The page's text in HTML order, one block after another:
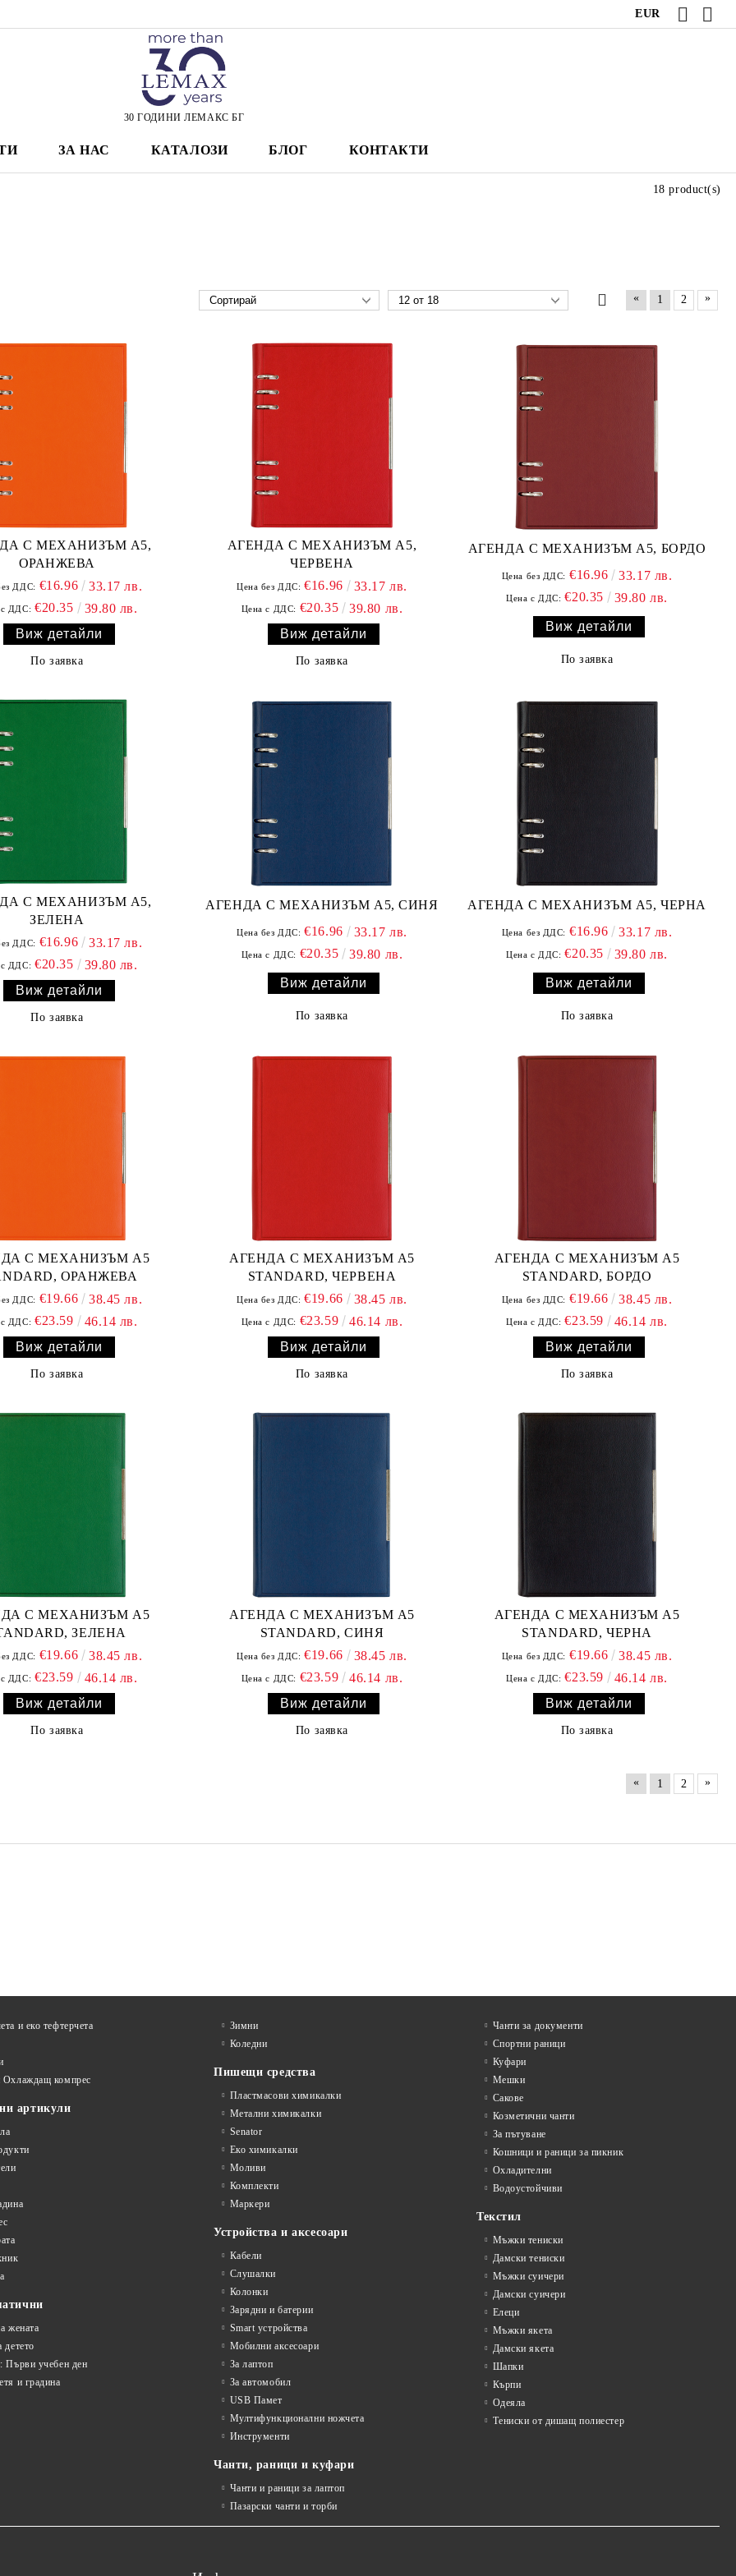
EUR
30 ГОДИНИ ЛЕМАКС БГ
ЗА НАС КАТАЛОЗИ БЛОГ КОНТАКТИ
18 product(s)
« 1 2 »
С МЕХАНИЗЪМ А5,
ОРАНЖЕВА
ДДС: €16.96 33.17 лв.
с ДДС: €20.35
39.80 лв.
Виж детайли
По заявка
АГЕНДА С МЕХАНИЗЪМ А5,
ЧЕРВЕНА
Цена без ДДС: €16.96 33.17 лв.
Цена с ДДС: €20.35
39.80 лв.
Виж детайли
По заявка
АГЕНДА С МЕХАНИЗЪМ А5, БОРДО
Цена без ДДС: €16.96 33.17 лв.
Цена с ДДС: €20.35 39.80 лв.
Виж детайли
По заявка
С МЕХАНИЗЪМ А5,
ЗЕЛЕНА
ДДС: €16.96 33.17 лв.
с ДДС: €20.35
39.80 лв.
Виж детайли
По заявка
АГЕНДА С МЕХАНИЗЪМ А5, СИНЯ
Цена без ДДС: €16.96 33.17 лв.
Цена с ДДС: €20.35 39.80 лв.
Виж детайли
По заявка
АГЕНДА С МЕХАНИЗЪМ А5, ЧЕРНА
Цена без ДДС: €16.96 33.17 лв.
Цена с ДДС: €20.35 39.80 лв.
Виж детайли
По заявка
С МЕХАНИЗЪМ А5
ОРАНЖЕВА
ДДС: €19.66 38.45 лв.
с ДДС: €23.59
46.14 лв.
Виж детайли
По заявка
АГЕНДА С МЕХАНИЗЪМ А5
STANDARD, ЧЕРВЕНА
Цена без ДДС: €19.66 38.45 лв.
Цена с ДДС: €23.59
46.14 лв.
Виж детайли
По заявка
АГЕНДА С МЕХАНИЗЪМ А5
STANDARD, БОРДО
Цена без ДДС: €19.66 38.45 лв.
Цена с ДДС: €23.59
46.14 лв.
Виж детайли
По заявка
С МЕХАНИЗЪМ А5
ЗЕЛЕНА
ДДС: €19.66 38.45 лв.
с ДДС: €23.59
46.14 лв.
Виж детайли
По заявка
АГЕНДА С МЕХАНИЗЪМ А5
STANDARD, СИНЯ
Цена без ДДС: €19.66 38.45 лв.
Цена с ДДС: €23.59
46.14 лв.
Виж детайли
По заявка
АГЕНДА С МЕХАНИЗЪМ А5
STANDARD, ЧЕРНА
Цена без ДДС: €19.66 38.45 лв.
Цена с ДДС: €23.59
46.14 лв.
Виж детайли
По заявка
« 1 2 »
и еко тефтeрчета
Охлаждащ компрес
артикули
жената
Първи учебен ден
и градина
Зимни
Коледни
Пишещи средства
Пластмасови химикалки
Метални химикалки
Senator
Еко химикалки
Моливи
Комплекти
Маркери
Устройства и аксесоари
Кабели
Слушалки
Колонки
Зарядни и батерии
Smart устройства
Мобилни аксесоари
За лаптоп
За автомобил
USB Памет
Мултифункционални ножчета
Инструменти
Чанти, раници и куфари
Чанти и раници за лаптоп
Пазарски чанти и торби
Чанти за документи
Спортни раници
Куфари
Мешки
Сакове
Козметични чанти
За пътуване
Кошници и раници за пикник
Охладителни
Водоустойчиви
Текстил
Мъжки тениски
Дамски тениски
Мъжки суичери
Дамски суичери
Елеци
Мъжки якета
Дамски якета
Шапки
Кърпи
Одеяла
Тениски от дишащ полиестер